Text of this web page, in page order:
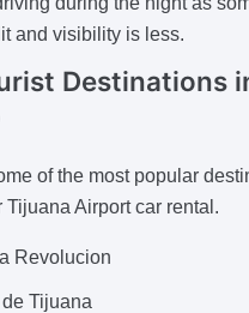
and visibility is less.
Destinations
of the most popular
Tijuana Airport car rental.
Revolucion
Tijuana